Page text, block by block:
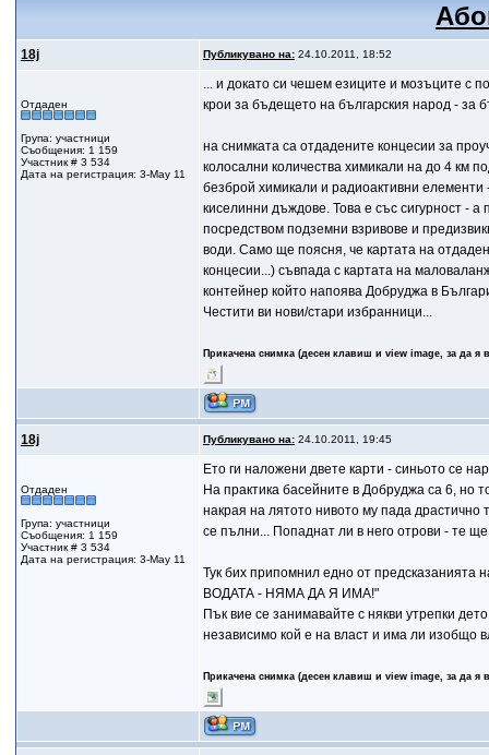
18j Публикувано на:24.10.2011, 18:52
Отдаден
Група: участници
Съобщения: 1 159
Участник # 3 534
Дата на регистрация: 3-May 11
... и докато си чешем езиците и мозъците с
крои за бъдещето на българския народ - за
на снимката са отдадените концесии за
колосални количества химикали на до 4 км
безброй химикали и радиоактивни
киселинни дъждове. Това е със сигурност -
посредством подземни взривове и
води. Само ще поясня, че картата на
концесии...) съвпада с картата на
контейнер който напоява Добруджа в
Честити ви нови/стари избранници...
Прикачена снимка (десен клавиш и view image, за да я
18j Публикувано на:24.10.2011, 19:45
Отдаден
Група: участници
Съобщения: 1 159
Участник # 3 534
Дата на регистрация: 3-May 11
Ето ги наложени двете карти - синьото
На практика басейните в Добруджа са 6, но
накрая на лятото нивото му пада драстично
се пълни... Попаднат ли в него отрови - те
Тук бих припомнил едно от
ВОДАТА - НЯМА ДА Я ИМА!"
Пък вие се занимавайте с някви утрепки
независимо кой е на власт и има ли изобщо
Прикачена снимка (десен клавиш и view image, за да я